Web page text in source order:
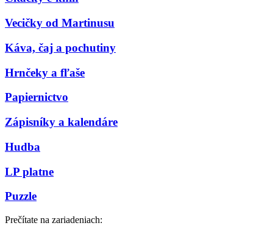
Vecičky od Martinusu
Káva, čaj a pochutiny
Hrnčeky a fľaše
Papiernictvo
Zápisníky a kalendáre
Hudba
LP platne
Puzzle
Prečítate na zariadeniach: